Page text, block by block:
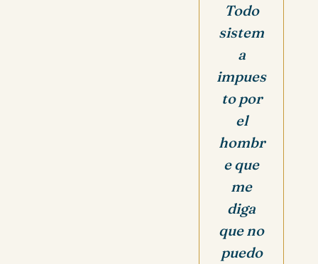
Todo
sistem
a
impues
to por
el
hombr
e que
me
diga
que no
puedo